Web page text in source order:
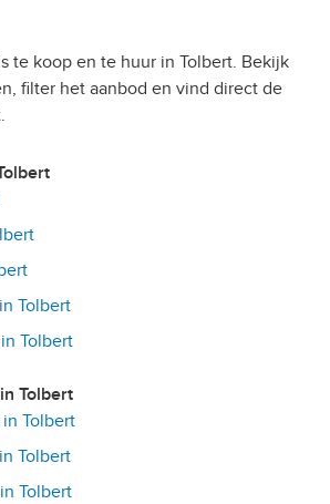
te koop en te huur in Tolbert. Bekijk
filter het aanbod en vind direct de
Tolbert
Tolbert
Tolbert
Tolbert
Tolbert
Tolbert